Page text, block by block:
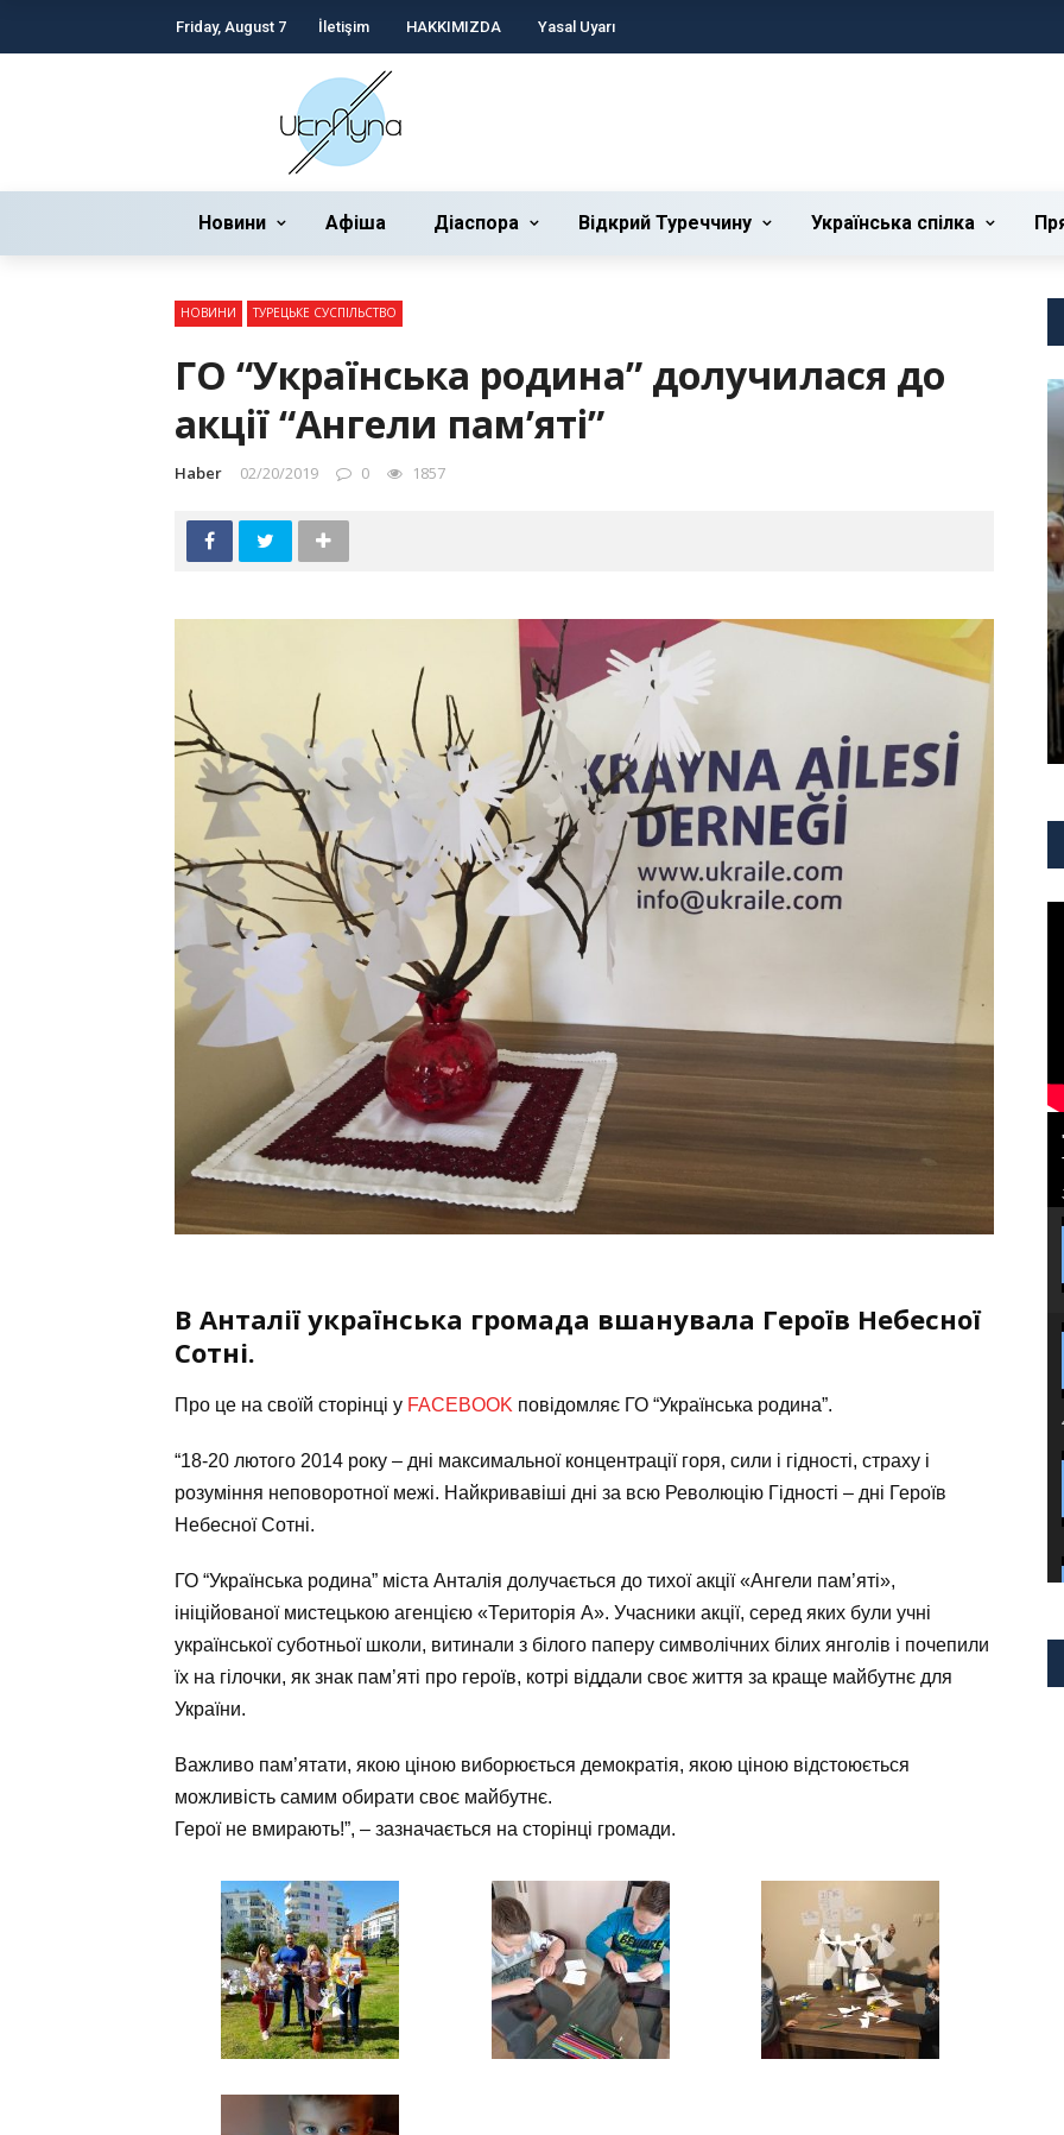
Friday, August 7 İletişim HAKKIMIZDA Yasal Uyarı
Новини Афіша Діаспора Відкрий Туреччину Українська cпілка
НОВИНИ ТУРЕЦЬКЕ СУСПІЛЬСТВО
ГО “Українська родина” долучилася до
акції “Ангели пам’яті”
Haber 02/20/2019 0 1857
В Анталії українська громада вшанувала Героїв Небесної
Сотні.
Про це на своїй сторінці у FACEBOOK повідомляє ГО “Українська родина”.
“18-20 лютого 2014 року – дні максимальної концентрації горя, сили і гідності, страху і
розуміння неповоротної межі. Найкривавіші дні за всю Революцію Гідності – дні Героїв
Небесної Сотні.
ГО “Українська родина” міста Анталія долучається до тихої акції «Ангели пам’яті»,
ініційованої мистецькою агенцією «Територія А». Учасники акції, серед яких були учні
української суботньої школи, витинали з білого паперу символічних білих янголів і почепили
їх на гілочки, як знак пам’яті про героїв, котрі віддали своє життя за краще майбутнє для
України.
Важливо пам’ятати, якою ціною виборюється демократія, якою ціною відстоюється
можливість самим обирати своє майбутнє.
Герої не вмирають!”, – зазначається на сторінці громади.